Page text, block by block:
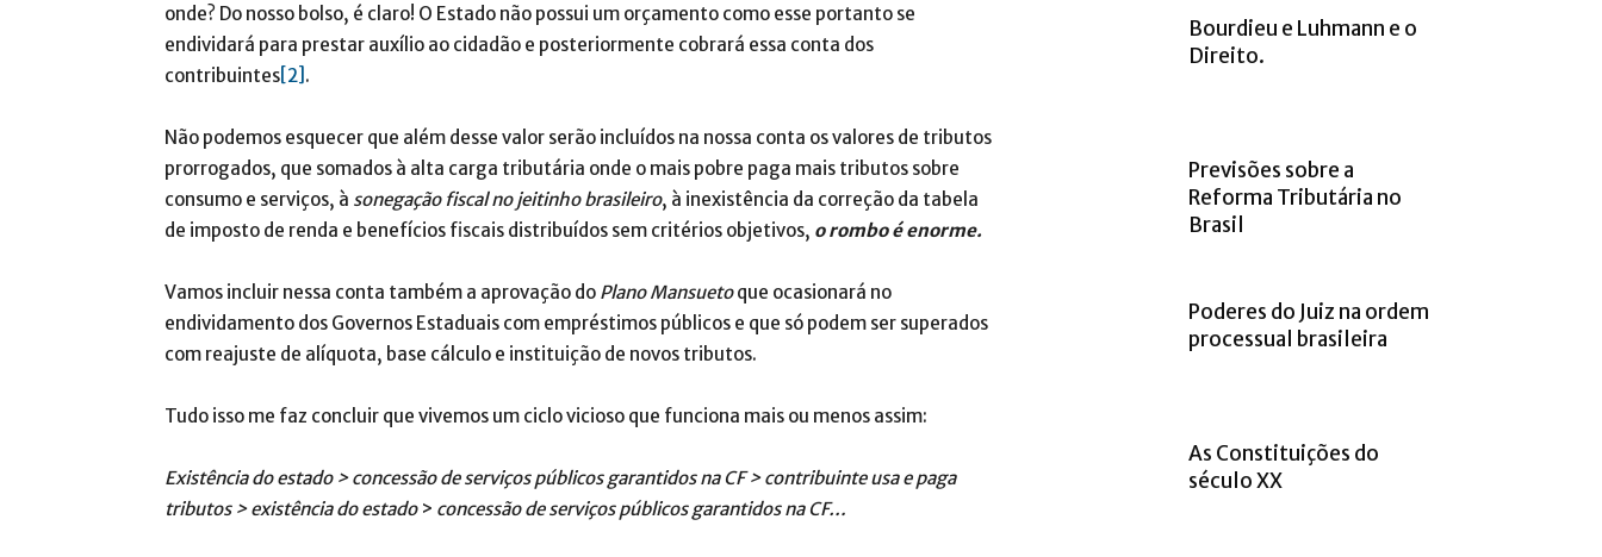
onde? Do nosso bolso, é claro! O Estado não possui um orçamento como esse portanto se
endividará para prestar auxílio ao cidadão e posteriormente cobrará essa conta dos
contribuintes[2] .
Não podemos esquecer que além desse valor serão incluídos na nossa conta os valores de tributos
prorrogados, que somados à alta carga tributária onde o mais pobre paga mais tributos sobre
consumo e serviços, à sonegação fiscal no jeitinho brasileiro, à inexistência da correção da tabela
de imposto de renda e benefícios fiscais distribuídos sem critérios objetivos, o rombo é enorme.
Vamos incluir nessa conta também a aprovação do Plano Mansuetoque ocasionará no
endividamento dos Governos Estaduais com empréstimos públicos e que só podem ser superados
com reajuste de alíquota, base cálculo e instituição de novos tributos.
Tudo isso me faz concluir que vivemos um ciclo vicioso que funciona mais ou menos assim:
Existência do estado > concessão de serviços públicos garantidos na CF > contribuinte usa e paga
tributos > existência do estado > concessão de serviços públicos garantidos na CF…
Bourdieu e Luhmann e o
Direito.
Previsões sobre a
Reforma Tributária no
Brasil
Poderes do Juiz na ordem
processual brasileira
As Constituições do
século XX